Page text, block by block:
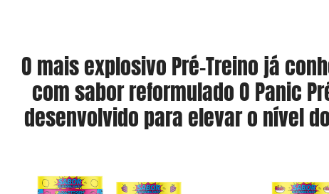
O mais explosivo Pré-Treino já
com sabor reformulado O Panic
desenvolvido para elevar o nível